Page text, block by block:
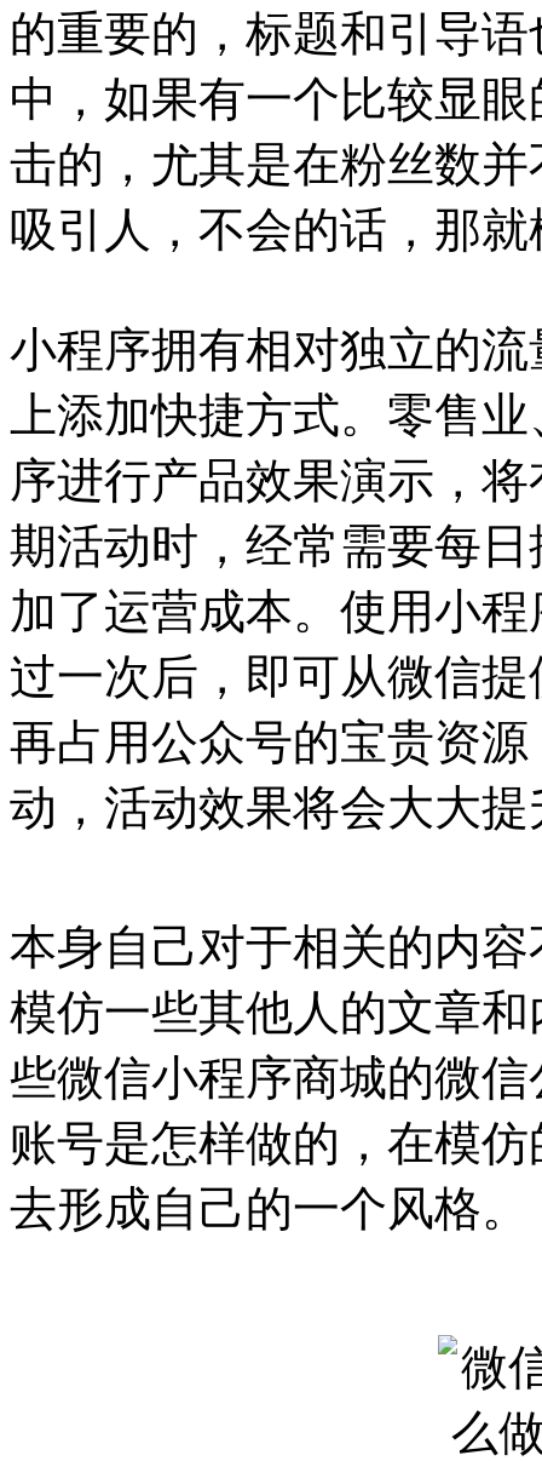
的重要的，标题和引导
中，如果有一个比较显
击的，尤其是在粉丝数
吸引人，不会的话，那就
小程序拥有相对独立的
上添加快捷方式。零售
序进行产品效果演示，
期活动时，经常需要每
加了运营成本。使用小
过一次后，即可从微信
再占用公众号的宝贵资
动，活动效果将会大大提
本身自己对于相关的内
模仿一些其他人的文章
些微信小程序商城的微
账号是怎样做的，在模
去形成自己的一个风格。